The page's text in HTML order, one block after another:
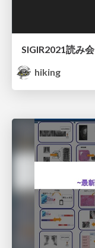
SIGIR2021読み会
hiking